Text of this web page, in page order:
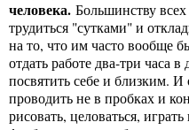
человека. Большинству
трудиться "сутками" и
на то, что им часто вообще
отдать работе два-три часа в
посвятить себе и близким.
проводить не в пробках и
рисовать, целоваться,